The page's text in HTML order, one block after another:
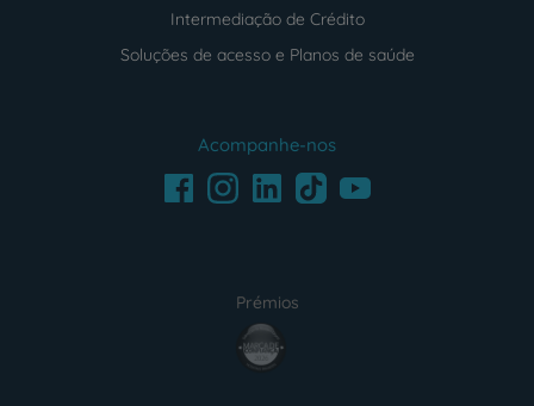
Intermediação de Crédito
Soluções de acesso e Planos de saúde
Acompanhe-nos
FacebookInstagramLinkedInTikTokYoutube
Prémios
award4